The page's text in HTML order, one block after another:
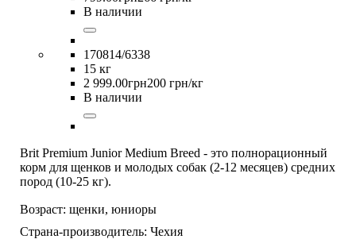
В наличии
170814/6338
15 кг
2 999.00грн200 грн/кг
В наличии
Brit Premium Junior Medium Breed - это полнорационный
корм для щенков и молодых собак (2-12 месяцев) средних
пород (10-25 кг).
Возраст: щенки, юниоры
Страна-производитель: Чехия